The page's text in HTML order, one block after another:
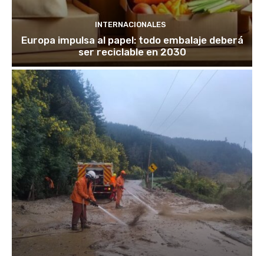
INTERNACIONALES
Europa impulsa al papel: todo embalaje deberá
ser reciclable en 2030